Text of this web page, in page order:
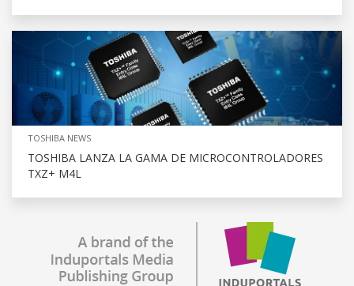
TOSHIBA NEWS
TOSHIBA LANZA LA GAMA DE MICROCONTROLADORES
TXZ+ M4L